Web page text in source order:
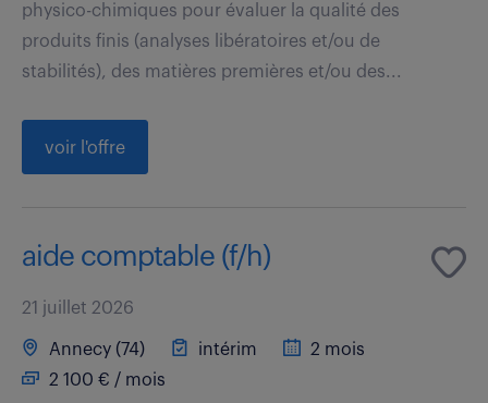
physico-chimiques pour évaluer la qualité des
produits finis (analyses libératoires et/ou de
stabilités), des matières premières et/ou des...
voir l'offre
aide comptable (f/h)
21 juillet 2026
Annecy (74) intérim
2 mois
2 100 € / mois